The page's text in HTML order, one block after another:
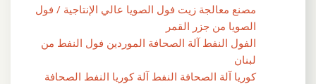
مصنع معالجة زيت فول الصويا عالي الإنتاجية / فول
الصويا من جزر القمر
الفول النفط آلة الصحافة الموردين فول النفط من
لبنان
كوريا آلة الصحافة النفط آلة كوريا النفط الصحافة